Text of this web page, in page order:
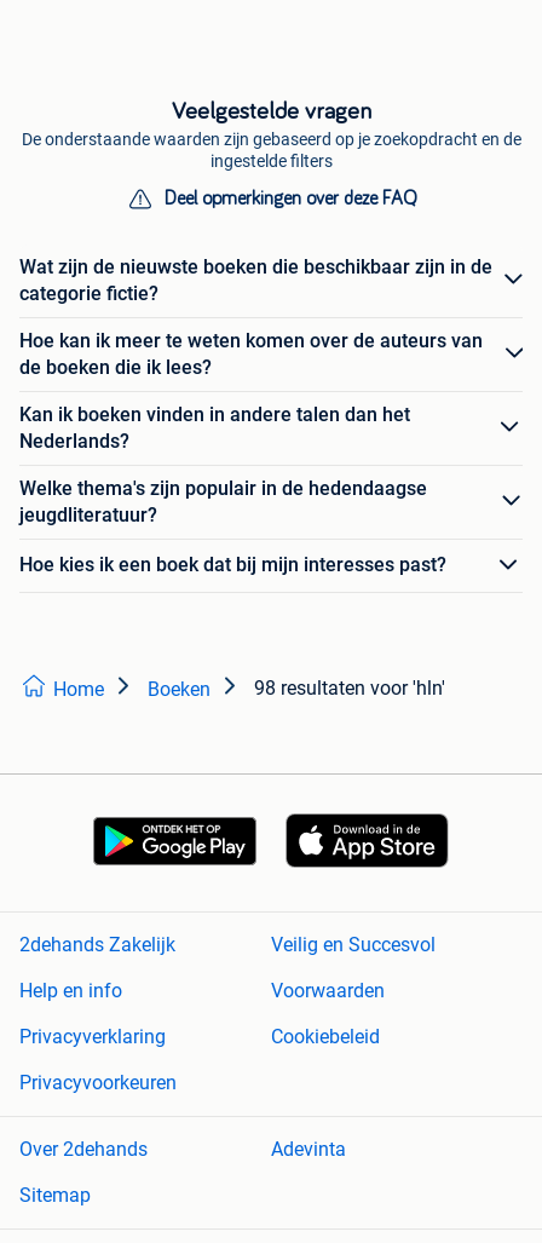
Veelgestelde vragen
De onderstaande waarden zijn gebaseerd op je zoekopdracht en de
ingestelde filters
Deel opmerkingen over deze FAQ
Wat zijn de nieuwste boeken die beschikbaar zijn in de
categorie fictie?
Hoe kan ik meer te weten komen over de auteurs van
de boeken die ik lees?
Kan ik boeken vinden in andere talen dan het
Nederlands?
Welke thema's zijn populair in de hedendaagse
jeugdliteratuur?
Hoe kies ik een boek dat bij mijn interesses past?
Home Boeken 98 resultaten voor 'hln'
2dehands Zakelijk
Veilig en Succesvol
Help en info
Voorwaarden
Privacyverklaring
Cookiebeleid
Privacyvoorkeuren
Over 2dehands
Adevinta
Sitemap